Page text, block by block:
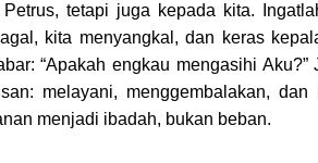
tetapi juga kepada kita.
kita menyangkal, dan keras
“Apakah engkau mengasihi
melayani, menggembalakan, dan
menjadi ibadah, bukan beban.